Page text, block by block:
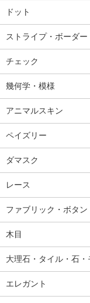
ドット
ストライプ・ボーダー
チェック
幾何学・模様
アニマルスキン
ペイズリー
ダマスク
レース
ファブリック・ボタ
木目
大理石・タイル・石・
エレガント